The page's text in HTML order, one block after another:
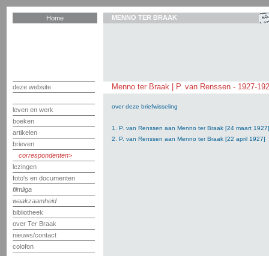
Home
deze website
leven en werk
boeken
artikelen
brieven
correspondenten
lezingen
foto's en documenten
filmliga
waakzaamheid
bibliotheek
over Ter Braak
nieuws/contact
colofon
MENNO TER BRAAK
Menno ter Braak | P. van Renssen - 1927-
over deze briefwisseling
1. P. van Renssen aan Menno ter Braak [24 maart 1927]
2. P. van Renssen aan Menno ter Braak [22 april 1927]